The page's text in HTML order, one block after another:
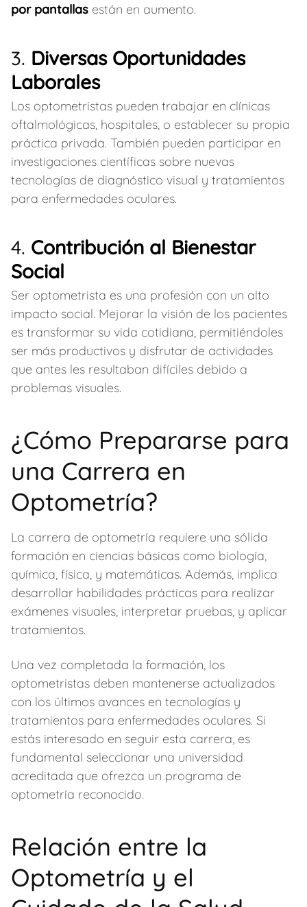
por pantallas están en aumento.
3. Diversas Oportunidades
Laborales
Los optometristas pueden trabajar en clínicas
oftalmológicas, hospitales, o establecer su propia
práctica privada. También pueden participar en
investigaciones científicas sobre nuevas
tecnologías de diagnóstico visual y tratamientos
para enfermedades oculares.
4. Contribución al Bienestar
Social
Ser optometrista es una profesión con un alto
impacto social. Mejorar la visión de los pacientes
es transformar su vida cotidiana, permitiéndoles
ser más productivos y disfrutar de actividades
que antes les resultaban difíciles debido a
problemas visuales.
¿Cómo Prepararse para
una Carrera en
Optometría?
La carrera de optometría requiere una sólida
formación en ciencias básicas como biología,
química, física, y matemáticas. Además, implica
desarrollar habilidades prácticas para realizar
exámenes visuales, interpretar pruebas, y aplicar
tratamientos.
Una vez completada la formación, los
optometristas deben mantenerse actualizados
con los últimos avances en tecnologías y
tratamientos para enfermedades oculares. Si
estás interesado en seguir esta carrera, es
fundamental seleccionar una universidad
acreditada que ofrezca un programa de
optometría reconocido.
Relación entre la
Optometría y el